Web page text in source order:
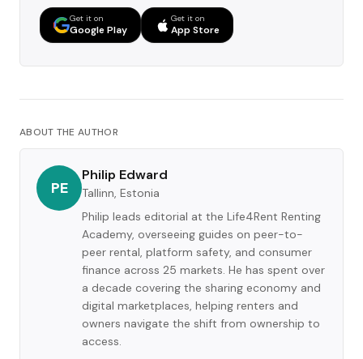
Get it on
Google Play
Get it on
App Store
ABOUT THE AUTHOR
PE
Philip Edward
Tallinn, Estonia
Philip leads editorial at the Life4Rent Renting
Academy, overseeing guides on peer-to-
peer rental, platform safety, and consumer
finance across 25 markets. He has spent over
a decade covering the sharing economy and
digital marketplaces, helping renters and
owners navigate the shift from ownership to
access.